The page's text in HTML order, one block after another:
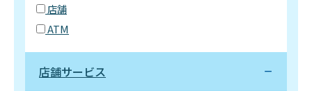
店舗
ATM
店舗サービス